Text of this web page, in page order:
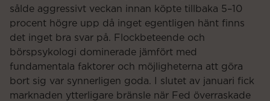
sålde aggressivt veckan innan köpte tillbaka 5–10
procent högre upp då inget egentligen hänt finns
det inget bra svar på. Flockbeteende och
börspsykologi dominerade jämfört med
fundamentala faktorer och möjligheterna att göra
bort sig var synnerligen goda. I slutet av januari fick
marknaden ytterligare bränsle när Fed överraskade